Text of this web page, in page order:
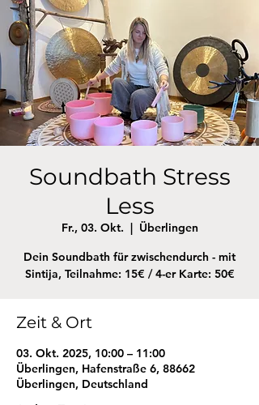
Soundbath Stress
Less
Fr., 03. Okt.
  |
Überlingen
Dein Soundbath für zwischendurch - mit
Sintija, Teilnahme: 15€ / 4-er Karte: 50€
Zeit & Ort
03. Okt. 2025, 10:00 – 11:00
Überlingen, Hafenstraße 6, 88662
Überlingen, Deutschland